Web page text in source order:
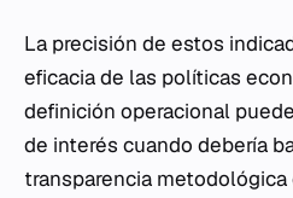
La precisión de estos
eficacia de las políticas
definición operacional
de interés cuando debería
transparencia metodológica